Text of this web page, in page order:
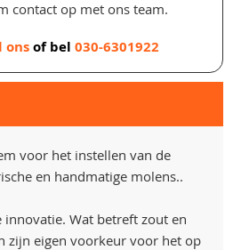
contact op met ons team.
onsof bel 030-6301922
voor het instellen van de
en handmatige molens..
innovatie. Wat betreft zout en
zijn eigen voorkeur voor het op